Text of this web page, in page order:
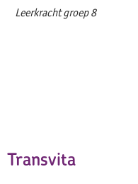
Leerkracht groep 8
Transvita